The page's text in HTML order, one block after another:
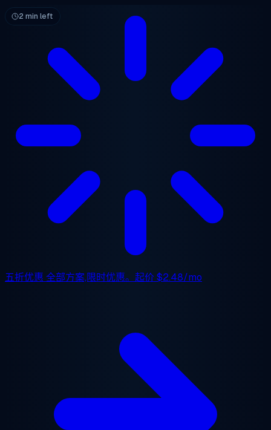
跳至主要内容
五折优惠 全部方案,限时优惠。起价$2.48/mo
2 min left